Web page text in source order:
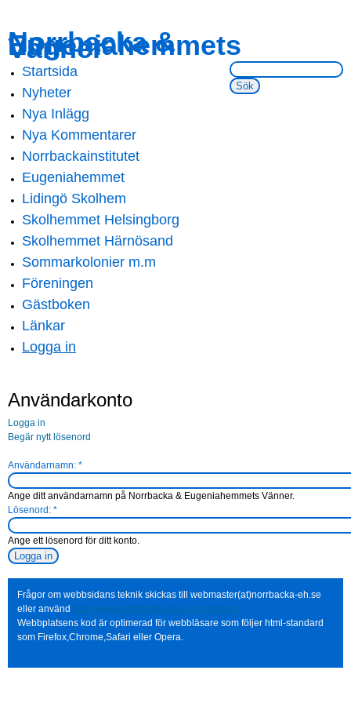
main
content
navigation
Norrbacka &
Eugeniahemmets
Vänner
Sök på webbsidan:
Main menu
Startsida
Nyheter
Nya Inlägg
Nya Kommentarer
Norrbackainstitutet
Eugeniahemmet
Lidingö Skolhem
Skolhemmet Helsingborg
Skolhemmet Härnösand
Sommarkolonier m.m
Föreningen
Gästboken
Länkar
Logga in
Användarkonto
Logga in
Begär nytt lösenord
Användarnamn: *
Ange ditt användarnamn på Norrbacka & Eugeniahemmets Vänner.
Lösenord: *
Ange ett lösenord för ditt konto.
Frågor om webbsidans teknik skickas till webmaster(at)norrbacka-eh.se
eller använd http://www.norrbacka-eh.se/?q=contact
Webbplatsens kod är optimerad för webbläsare som följer html-standard
som Firefox,Chrome,Safari eller Opera.